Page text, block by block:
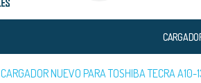
CARGADOR NUEVO PARA TOSHIBA TECRA